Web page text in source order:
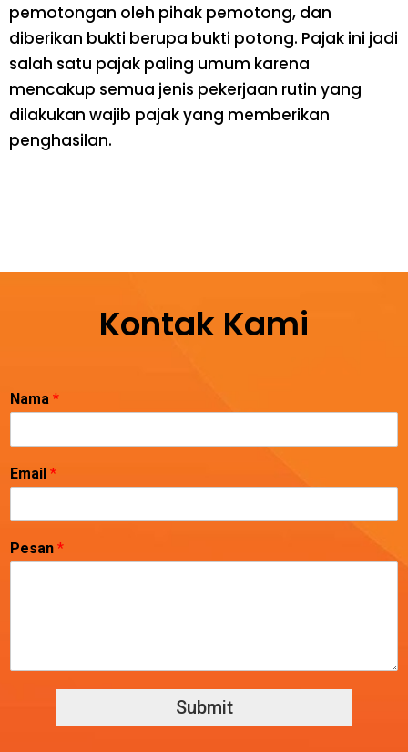
pemotongan oleh pihak pemotong, dan
diberikan bukti berupa bukti potong. Pajak ini jadi
salah satu pajak paling umum karena
mencakup semua jenis pekerjaan rutin yang
dilakukan wajib pajak yang memberikan
penghasilan.
Kontak Kami
Nama *
Email *
Pesan *
Submit